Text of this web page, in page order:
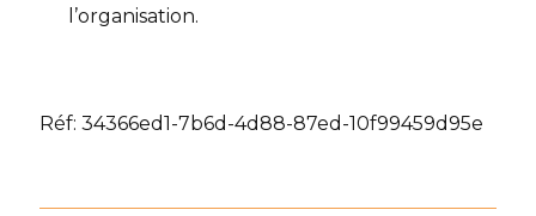
l’organisation.
Réf: 34366ed1-7b6d-4d88-87ed-10f99459d95e